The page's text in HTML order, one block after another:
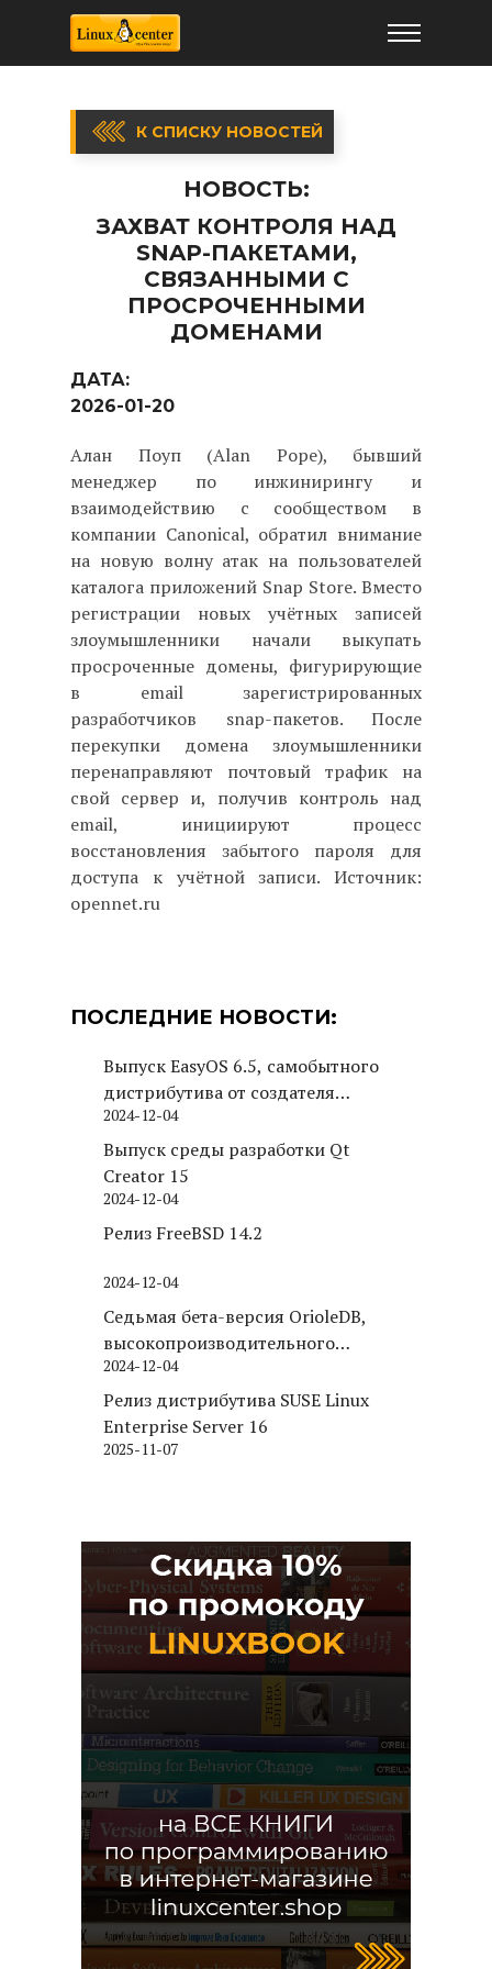
К СПИСКУ НОВОСТЕЙ
НОВОСТЬ:
ЗАХВАТ КОНТРОЛЯ НАД
SNAP-ПАКЕТАМИ,
СВЯЗАННЫМИ С
ПРОСРОЧЕННЫМИ
ДОМЕНАМИ
ДАТА:
2026-01-20
Алан Поуп (Alan Pope), бывший
менеджер по инжинирингу и
взаимодействию с сообществом в
компании Canonical, обратил внимание
на новую волну атак на пользователей
каталога приложений Snap Store. Вместо
регистрации новых учётных записей
злоумышленники начали выкупать
просроченные домены, фигурирующие
в email зарегистрированных
разработчиков snap-пакетов. После
перекупки домена злоумышленники
перенаправляют почтовый трафик на
свой сервер и, получив контроль над
email, инициируют процесс
восстановления забытого пароля для
доступа к учётной записи. Источник:
opennet.ru
ПОСЛЕДНИЕ НОВОСТИ:
Выпуск EasyOS 6.5, самобытного
дистрибутива от создателя
Puppy Linux
2024-12-04
Выпуск среды разработки Qt
Creator 15
2024-12-04
Релиз FreeBSD 14.2
2024-12-04
Седьмая бета-версия OrioleDB,
высокопроизводительного
движка хранения для PostgreSQL
2024-12-04
Релиз дистрибутива SUSE Linux
Enterprise Server 16
2025-11-07